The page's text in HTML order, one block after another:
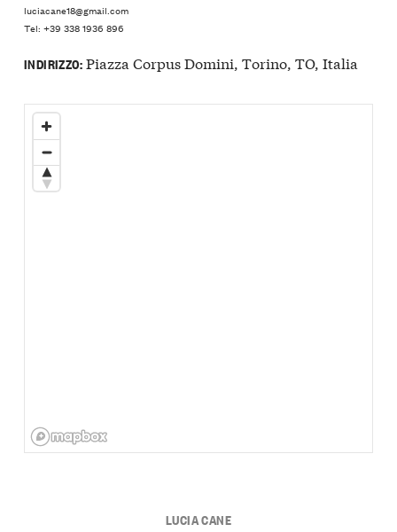
luciacane18@gmail.com
Tel: +39 338 1936 896
INDIRIZZO:Piazza Corpus Domini, Torino, TO, Italia
LUCIA CANE